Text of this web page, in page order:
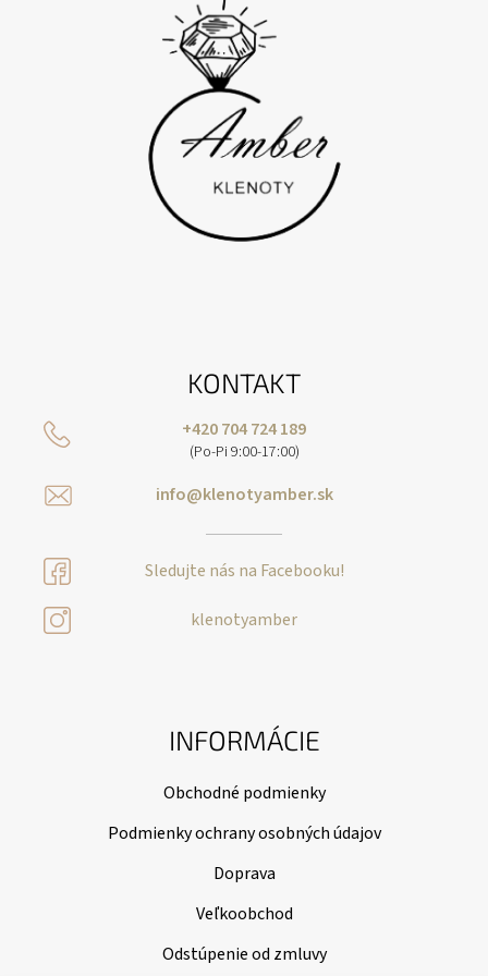
KONTAKT
+420 704 724 189
(Po-Pi 9:00-17:00)
info@klenotyamber.sk
Sledujte nás na Facebooku!
klenotyamber
INFORMÁCIE
Obchodné podmienky
Podmienky ochrany osobných údajov
Doprava
Veľkoobchod
Odstúpenie od zmluvy